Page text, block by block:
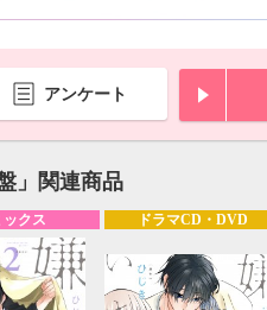
アンケート
」関連商品
ックス ドラマCD・DVD